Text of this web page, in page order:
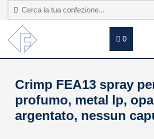
0
Crimp FEA13 spray
profumo, metal lp,
argentato, nessun